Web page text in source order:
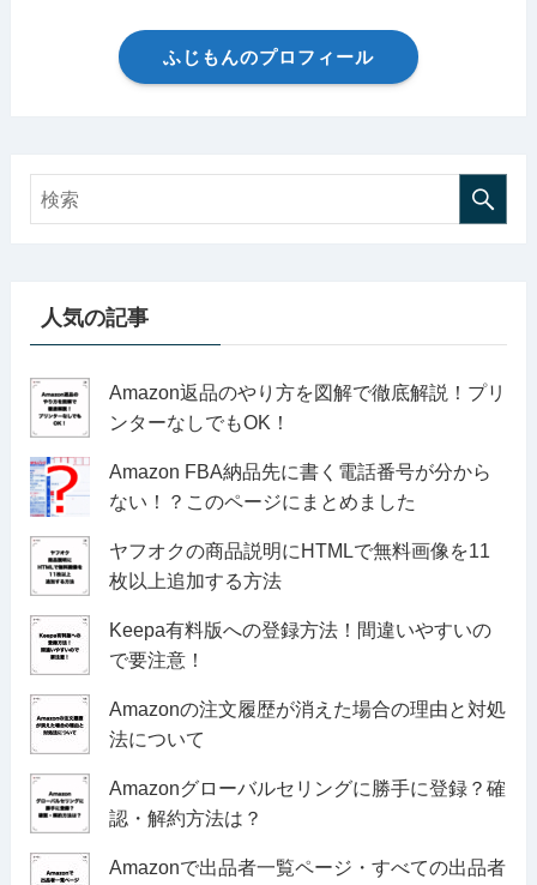
ふじもんのプロフィール
人気の記事
Amazon返品のやり方を図解で徹底解説！プリ
ンターなしでもOK！
Amazon FBA納品先に書く電話番号が分から
ない！？このページにまとめました
ヤフオクの商品説明にHTMLで無料画像を11
枚以上追加する方法
Keepa有料版への登録方法！間違いやすいの
で要注意！
Amazonの注文履歴が消えた場合の理由と対処
法について
Amazonグローバルセリングに勝手に登録？確
認・解約方法は？
Amazonで出品者一覧ページ・すべての出品者